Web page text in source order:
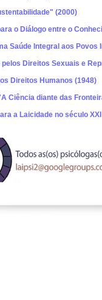
(2000)
o Diálogo entre o
Saúde Integral aos Povos
Direitos Sexuais e
Direitos Humanos (1948)
Ciência diante das
a Laicidade no século